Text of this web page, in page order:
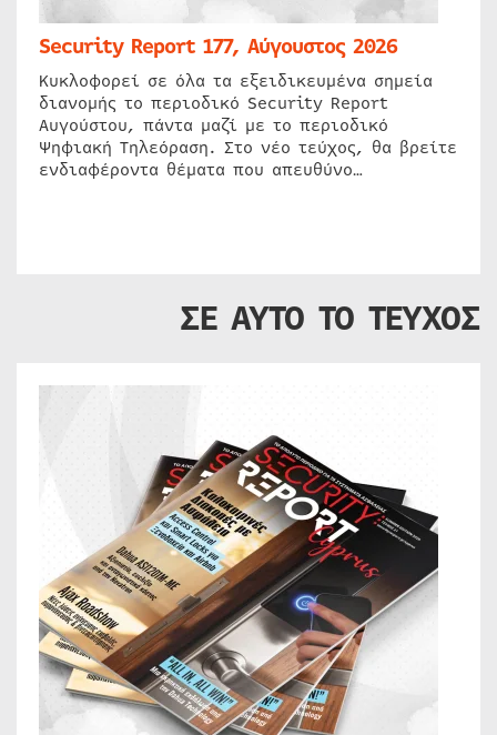
Security Report 177, Αύγουστος 2026
Κυκλοφορεί σε όλα τα εξειδικευμένα σημεία
διανομής το περιοδικό Security Report
Αυγούστου, πάντα μαζί με το περιοδικό
Ψηφιακή Τηλεόραση. Στο νέο τεύχος, θα βρείτε
ενδιαφέροντα θέματα που απευθύνο…
ΣΕ ΑΥΤΟ ΤΟ ΤΕΥΧΟΣ